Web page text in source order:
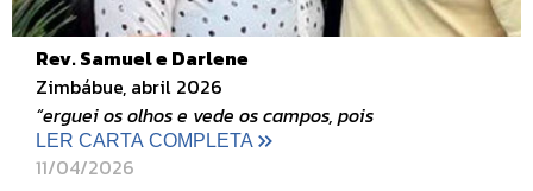
Rev. Samuel e Darlene
Zimbábue, abril 2026
“erguei os olhos e vede os campos, pois
LER CARTA COMPLETA
11/04/2026